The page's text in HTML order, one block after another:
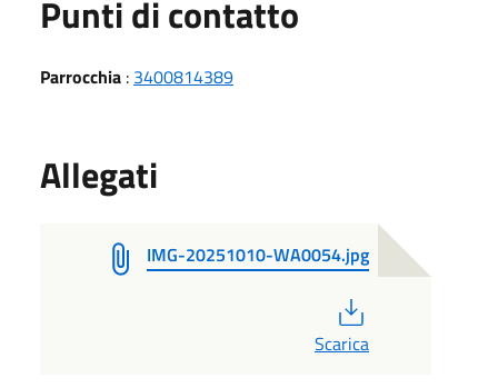
Punti di contatto
Parrocchia : 3400814389
Allegati
IMG-20251010-WA0054.jpg
Scarica